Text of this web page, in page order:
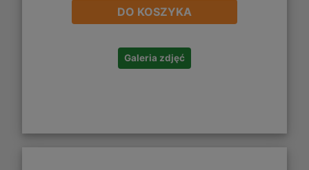
DO KOSZYKA
Galeria zdjęć